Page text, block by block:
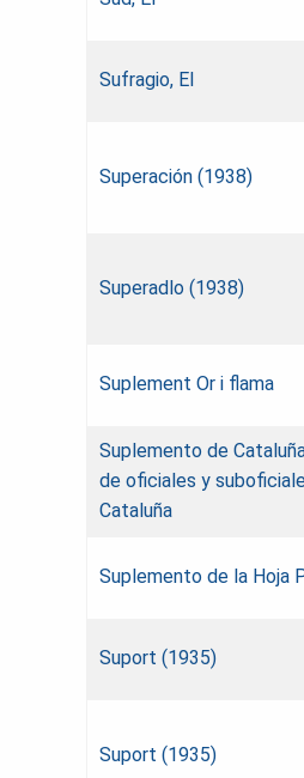
Sufragio, El
Superación (1938)
Superadlo (1938)
Suplement Or i flama
Suplemento de
de oficiales y
Cataluña
Suplemento de la Hoja
Suport (1935)
Suport (1935)